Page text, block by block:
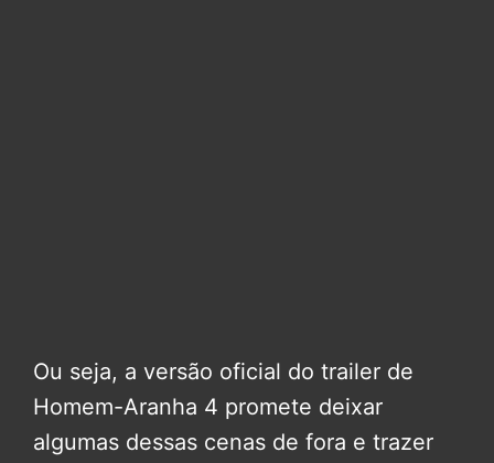
Ou seja, a versão oficial do trailer de
Homem-Aranha 4 promete deixar
algumas dessas cenas de fora e trazer